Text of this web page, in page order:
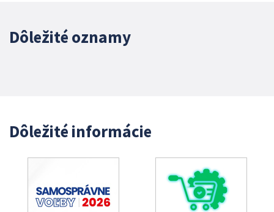
Dôležité oznamy
Dôležité informácie